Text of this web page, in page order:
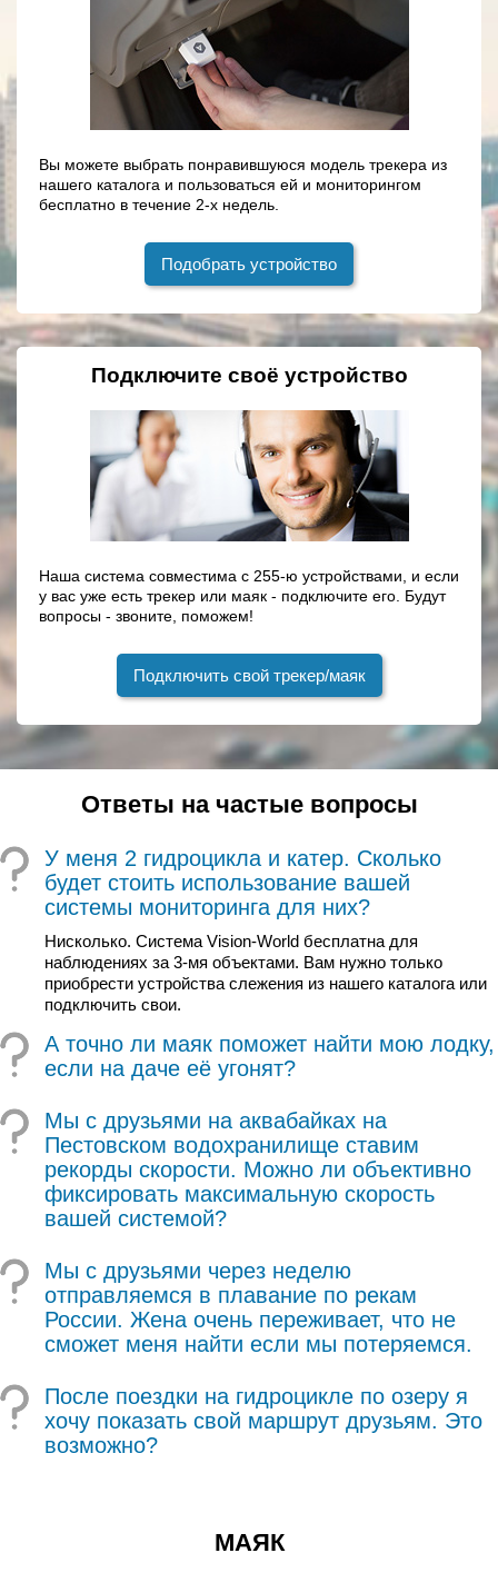
Вы можете выбрать понравившуюся модель трекера из
нашего каталога и пользоваться ей и мониторингом
бесплатно в течение 2-х недель.
Подобрать устройство
Подключите своё устройство
Наша система совместима с 255-ю устройствами, и если
у вас уже есть трекер или маяк - подключите его. Будут
вопросы - звоните, поможем!
Подключить свой трекер/маяк
Ответы на частые вопросы
У меня 2 гидроцикла и катер. Сколько
будет стоить использование вашей
системы мониторинга для них?
Нисколько. Система Vision-World бесплатна для
наблюдениях за 3-мя объектами. Вам нужно только
приобрести устройства слежения из нашего каталога или
подключить свои.
А точно ли маяк поможет найти мою лодку,
если на даче её угонят?
Мы с друзьями на аквабайках на
Пестовском водохранилище ставим
рекорды скорости. Можно ли объективно
фиксировать максимальную скорость
вашей системой?
Мы с друзьями через неделю
отправляемся в плавание по рекам
России. Жена очень переживает, что не
сможет меня найти если мы потеряемся.
После поездки на гидроцикле по озеру я
хочу показать свой маршрут друзьям. Это
возможно?
МАЯК